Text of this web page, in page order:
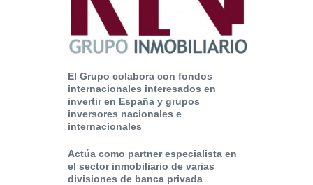
El Grupo colabora con fondos
internacionales interesados en
invertir en España y grupos
inversores nacionales e
internacionales
Actúa como partner especialista en
el sector inmobiliario de varias
divisiones de banca privada